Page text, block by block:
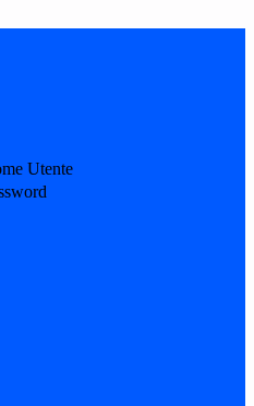
Utente